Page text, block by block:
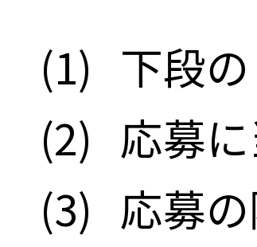
(1) 下段
(2) 応募
(3) 応募